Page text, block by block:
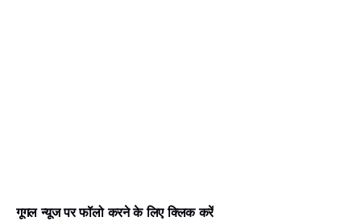
गूगल न्‍यूज पर फॉलो करने के लिए क्लिक करें